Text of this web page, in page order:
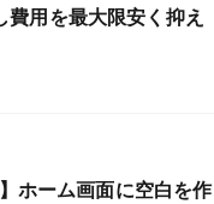
費用を最大限安く抑え
ホーム画面に空白を作